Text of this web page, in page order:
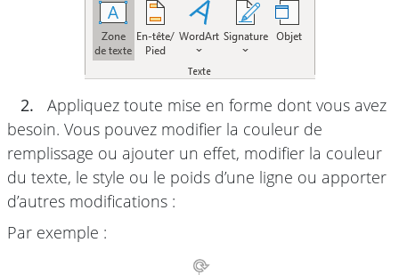
2.
Appliquez toute mise en forme dont vous avez
besoin. Vous pouvez modifier la couleur de
remplissage ou ajouter un effet, modifier la couleur
du texte, le style ou le poids d’une ligne ou apporter
d’autres modifications :
Par exemple :